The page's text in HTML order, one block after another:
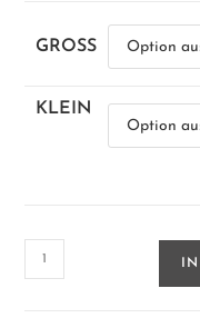
GROSS
KLEIN
Cathedral